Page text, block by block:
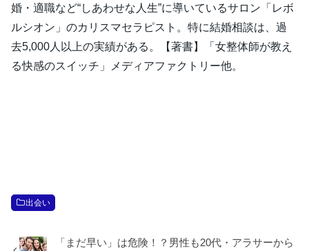
婚・適職など“しあわせな人生”に導いているサロン「レボ
ルシオン」のカリスマセラピスト。特に結婚相談は、過
去5,000人以上の実績がある。【著書】「女整体師が教え
る快感のスイッチ」メディアファクトリー他。
出会い
「まだ早い」は危険！？男性も20代・アラサーから